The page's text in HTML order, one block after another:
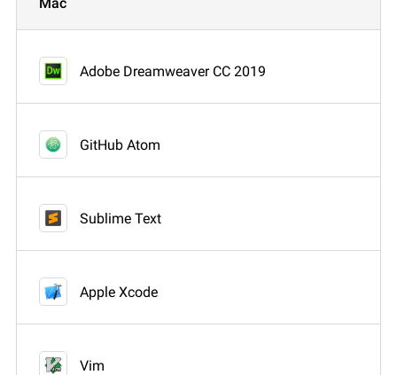
Adobe Dreamweaver CC 2019
GitHub Atom
Sublime Text
Apple Xcode
Vim